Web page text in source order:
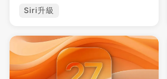
Siri升級